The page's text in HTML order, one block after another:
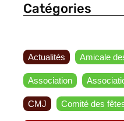
Catégories
Actualités Amicale
Association
CMJ Comité des